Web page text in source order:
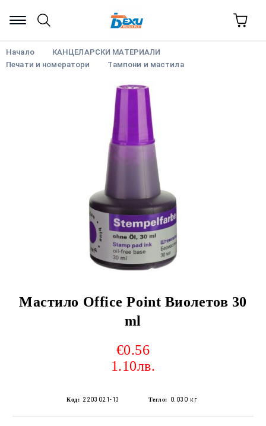
Начало
КАНЦЕЛАРСКИ МАТЕРИАЛИ
Печати и номератори
Тампони и мастила
Мастило Office Point Виолетов 30
ml
€0.56
1.10лв.
Код: 2203021-13 Тегло: 0.030 кг